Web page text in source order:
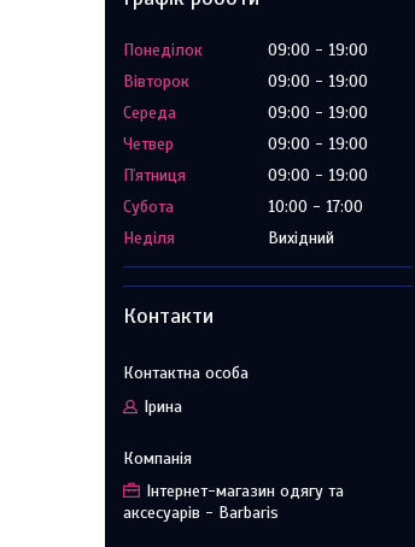
Понеділок 09:00
19:00
Вівторок
09:00
19:00
Середа
09:00
19:00
Четвер
09:00
19:00
Пʼятниця
09:00
19:00
Субота
10:00
17:00
Неділя
Вихідний
Контакти
Ірина
Інтернет-магазин одягу та
аксесуарів - Barbaris